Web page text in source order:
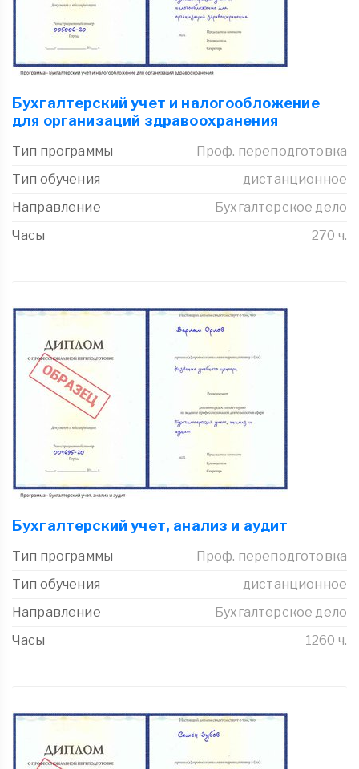
Бухгалтерский учет и налогообложение
для организаций здравоохранения
Тип программы
Проф. переподготовка
Тип обучения
дистанционное
Направление
Бухгалтерское дело
Часы
270 ч.
Бухгалтерский учет, анализ и аудит
Тип программы
Проф. переподготовка
Тип обучения
дистанционное
Направление
Бухгалтерское дело
Часы
1260 ч.